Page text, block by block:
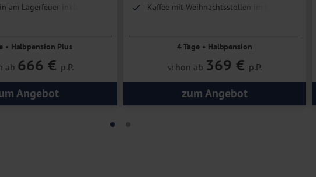
am Lagerfeuer inklusive
• Halbpension Plus
ab 666 € p.P.
Angebot
Kaffee mit Weihnachtsstollen im Hotel am
4 Tage • Halbpension
schon ab 369 € p.P.
zum Angebot